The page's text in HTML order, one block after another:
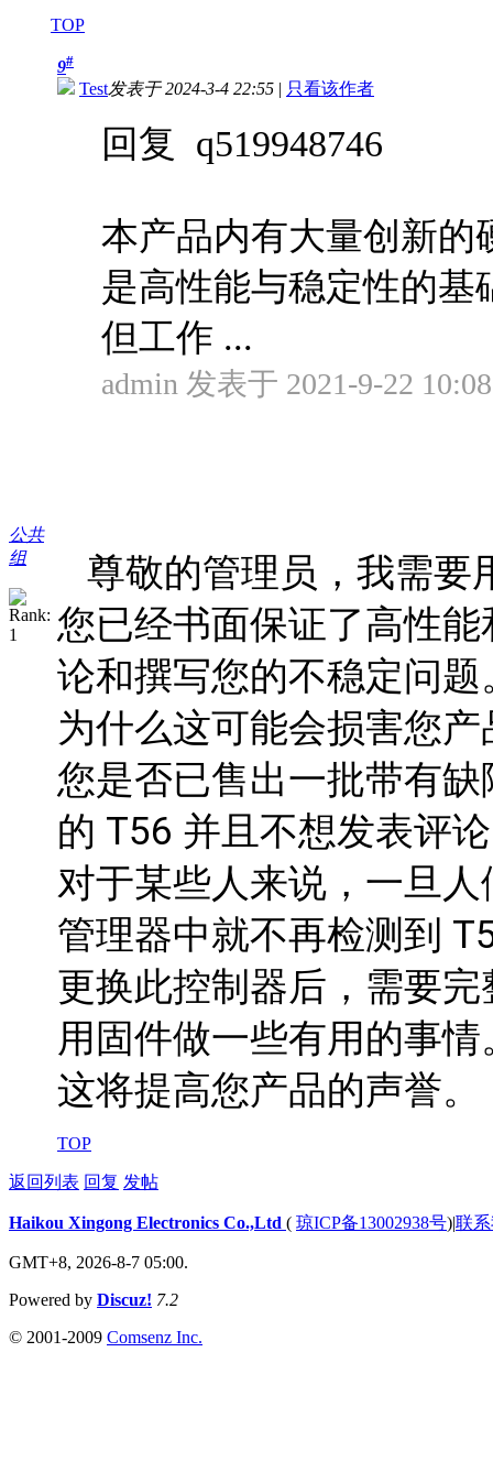
TOP
公共
组
9#
Test发表于 2024-3-4 22:55 | 只看该作者
回复 q519948746
本产品内有大量创新的
是高性能与稳定性的基
但工作 ...
admin 发表于 2021-9-22 10:08
尊敬的管理员，我需要
您已经书面保证了高性
论和撰写您的不稳定问题
为什么这可能会损害您
您是否已售出一批带有
的 T56 并且不想发表评
对于某些人来说，一旦
管理器中就不再检测到
更换此控制器后，需要
用固件做一些有用的事情
这将提高您产品的声誉。
TOP
返回列表 回复 发帖
Haikou Xingong Electronics Co.,Ltd ( 琼ICP备13002938号)|联
GMT+8, 2026-8-7 05:00.
Powered by Discuz! 7.2
© 2001-2009 Comsenz Inc.